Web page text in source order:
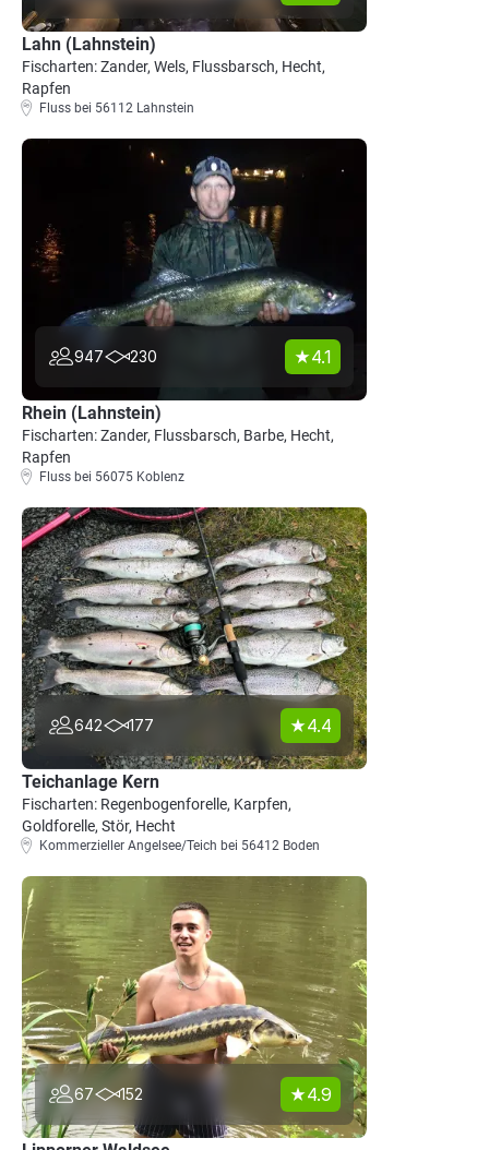
Lahn (Lahnstein)
Fischarten: Zander, Wels, Flussbarsch, Hecht,
Rapfen
Fluss bei 56112 Lahnstein
947 230 4.1
Rhein (Lahnstein)
Fischarten: Zander, Flussbarsch, Barbe, Hecht,
Rapfen
Fluss bei 56075 Koblenz
642 177 4.4
Teichanlage Kern
Fischarten: Regenbogenforelle, Karpfen,
Goldforelle, Stör, Hecht
Kommerzieller Angelsee/Teich bei 56412 Boden
67 152 4.9